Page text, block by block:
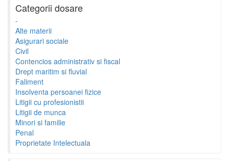
Categorii dosare
-
Alte materii
Asigurari sociale
Civil
Contencios administrativ si fiscal
Drept maritim si fluvial
Faliment
Insolventa persoanei fizice
Litigii cu profesionistii
Litigii de munca
Minori si familie
Penal
Proprietate Intelectuala